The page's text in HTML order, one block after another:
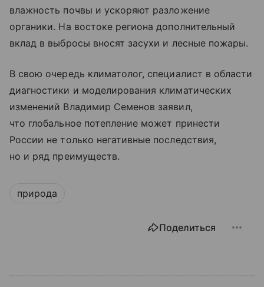
влажность почвы и ускоряют разложение
органики. На востоке региона дополнительный
вклад в выбросы вносят засухи и лесные пожары.
В свою очередь климатолог, специалист в области
диагностики и моделирования климатических
изменений Владимир Семенов заявил,
что глобальное потепление может принести
России не только негативные последствия,
но и ряд преимуществ.
природа
Поделиться